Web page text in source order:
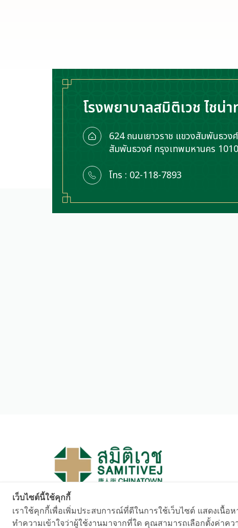
โรงพยาบาลสมิติเวช ไชน่
624 ถนนเยาวราช แขวงสัมพันธวง
สัมพันธวงศ์ กรุงเทพมหานคร
โทร : 02-118-7893
Copyright © 2023 Samitivej CHINATOWN. All
เว็บไซต์นี้ใช้คุกกี้
เราใช้คุกกี้เพื่อเพิ่มประสบการณ์ที่ดีในการใช้เว็บไซต์ แสดงเนื้
ทำความเข้าใจว่าผู้ใช้งานมาจากที่ใด คุณสามารถเลือกตั้งค่าค